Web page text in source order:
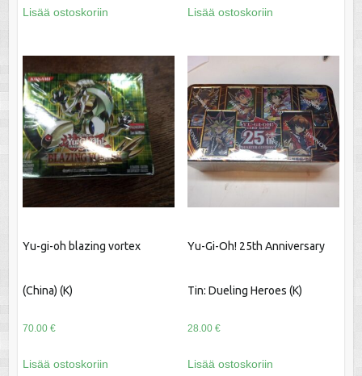
Lisää ostoskoriin Lisää ostoskoriin
Yu-gi-oh blazing vortex
(China) (K)
70.00 €
Lisää ostoskoriin
Yu-Gi-Oh! 25th Anniversary
Tin: Dueling Heroes (K)
28.00 €
Lisää ostoskoriin